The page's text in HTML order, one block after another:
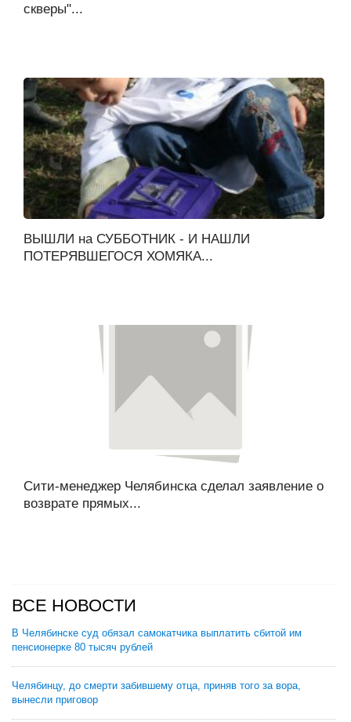
скверы"...
ВЫШЛИ на СУББОТНИК - И НАШЛИ
ПОТЕРЯВШЕГОСЯ ХОМЯКА...
Сити-менеджер Челябинска сделал заявление о
возврате прямых...
ВСЕ НОВОСТИ
В Челябинске суд обязал самокатчика выплатить сбитой им
пенсионерке 80 тысяч рублей
Челябинцу, до смерти забившему отца, приняв того за вора,
вынесли приговор